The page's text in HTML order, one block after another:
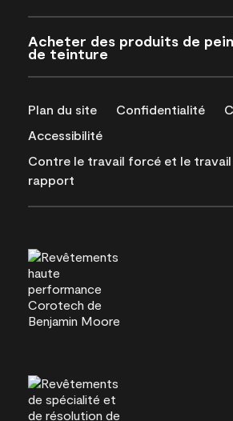
Acheter des produits de
de teinture
Plan du site Confidentialité
Accessibilité
Contre le travail forcé et le
rapport